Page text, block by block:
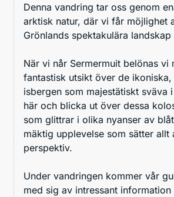
Denna vandring tar oss genom
arktisk natur, där vi får möjlighet
Grönlands spektakulära
När vi når Sermermuit belönas vi
fantastisk utsikt över de
isbergen som majestätiskt sväva
här och blicka ut över dessa
som glittrar i olika nyanser av
mäktig upplevelse som sätter allt
perspektiv.
Under vandringen kommer vår
med sig av intressant information